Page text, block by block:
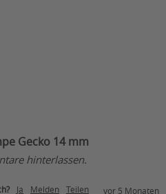
Gecko 14 mm
hinterlassen.
Ja Melden Teilen vor 5 Monaten